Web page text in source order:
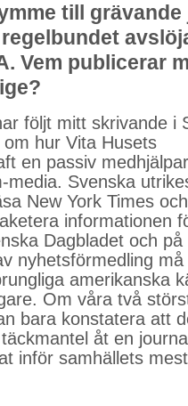
till
Vem publicerar
följt mitt skrivande i
hur Vita Husets
en passiv
media. Svenska
New York Times
informationen
Dagbladet och
nyhetsförmedling
amerikanska
Om våra två
bara konstatera att
åt en
inför samhällets